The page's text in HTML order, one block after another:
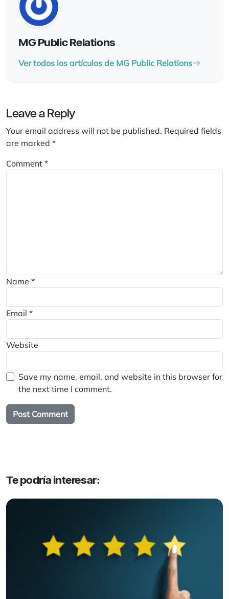
MG Public Relations
Ver todos los artículos de MG Public Relations
Leave a Reply
Your email address will not be published. Required fields
are marked *
Comment *
Name *
Email *
Website
Save my name, email, and website in this browser for
the next time I comment.
Te podría interesar: